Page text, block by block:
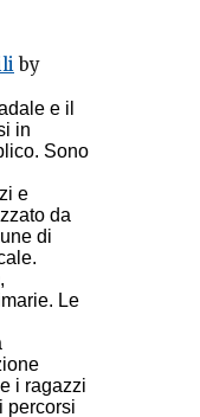
by
e il
in
Sono
e
da
di
Le
i ragazzi
percorsi